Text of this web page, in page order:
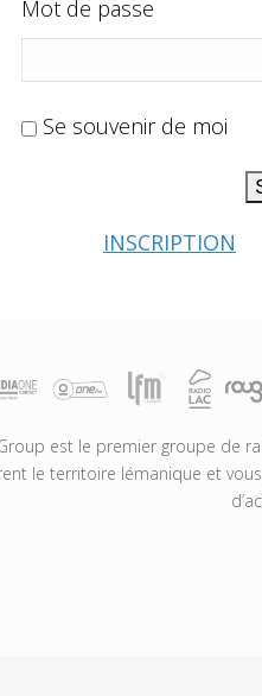
Mot de passe
Se souvenir de moi
INSCRIPTION
est le premier groupe de
le territoire lémanique et